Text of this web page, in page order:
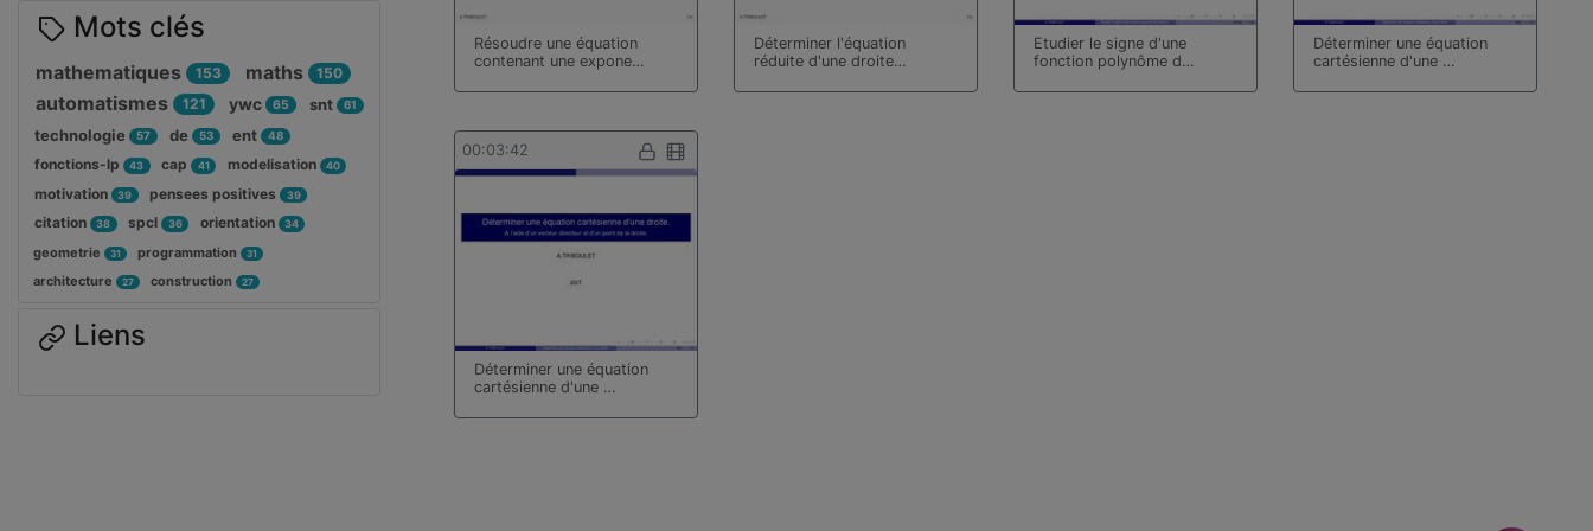
Résoudre une équation
contenant une expone…
Déterminer l'équation
réduite d'une droite…
Etudier le signe d'une
fonction polynôme d…
Déterminer une équation
cartésienne d'une …
00:03:42
Déterminer une équation
cartésienne d'une …
Mots clés
mathematiques 153 maths 150
automatismes 121 ywc 65 snt 61
technologie 57 de 53 ent 48
fonctions-lp 43 cap 41 modelisation 40
motivation 39 pensees positives 39
citation 38 spcl 36 orientation 34
geometrie 31 programmation 31
architecture 27 construction 27
Liens